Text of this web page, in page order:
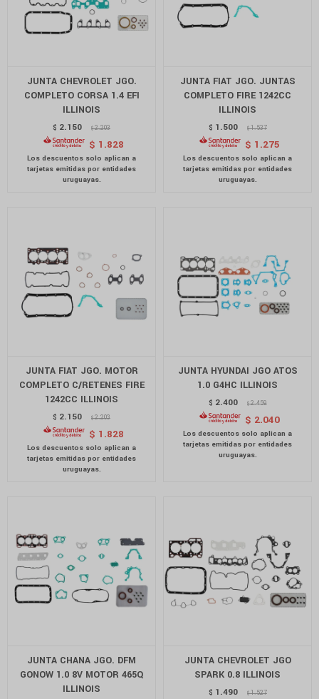
JUNTA CHEVROLET JGO.
COMPLETO CORSA 1.4 EFI
ILLINOIS
$ 2.150 $2.203
$ 1.828
JUNTA FIAT JGO. JUNTAS
COMPLETO FIRE 1242CC
ILLINOIS
$ 1.500 $1.537
$ 1.275
JUNTA FIAT JGO. MOTOR
COMPLETO C/RETENES FIRE
1242CC ILLINOIS
$ 2.150 $2.203
$ 1.828
JUNTA HYUNDAI JGO ATOS
1.0 G4HC ILLINOIS
$ 2.400 $2.459
$ 2.040
JUNTA CHANA JGO. DFM
GONOW 1.0 8V MOTOR 465Q
ILLINOIS
JUNTA CHEVROLET JGO
SPARK 0.8 ILLINOIS
$ 1.490 $1.527